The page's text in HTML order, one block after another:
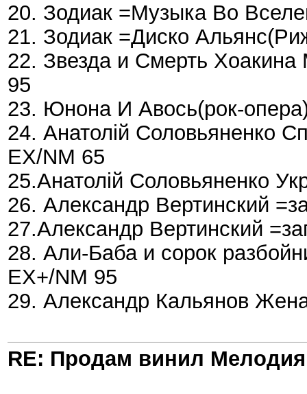
20. Зодиак =Музыка Во
21. Зодиак =Диско
22. Звезда и Смерть
95
23. Юнона И Авось(рок-
24. Анатолій Соловьяненко
EX/NM 65
25.Анатолій Соловьяненко
26. Александр Вертинский
27.Александр Вертинский
28. Али-Баба и сорок
EX+/NM 95
29. Александр Кальянов
RE: Продам винил Мелодия